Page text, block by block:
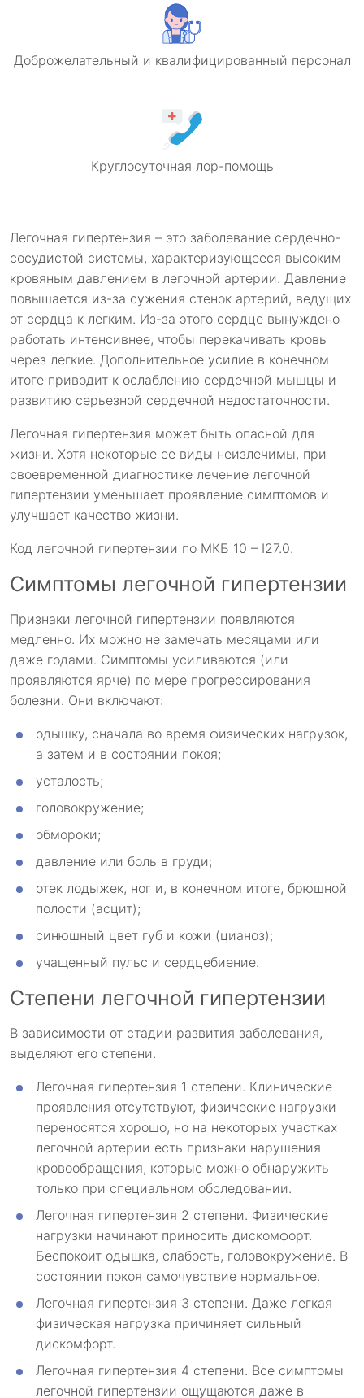
Доброжелательный и квалифицированный персонал
Круглосуточная лор-помощь
Легочная гипертензия – это заболевание сердечно-
сосудистой системы, характеризующееся высоким
кровяным давлением в легочной артерии. Давление
повышается из-за сужения стенок артерий, ведущих
от сердца к легким. Из-за этого сердце вынуждено
работать интенсивнее, чтобы перекачивать кровь
через легкие. Дополнительное усилие в конечном
итоге приводит к ослаблению сердечной мышцы и
развитию серьезной сердечной недостаточности.
Легочная гипертензия может быть опасной для
жизни. Хотя некоторые ее виды неизлечимы, при
своевременной диагностике лечение легочной
гипертензии уменьшает проявление симптомов и
улучшает качество жизни.
Код легочной гипертензии по МКБ 10 – I27.0.
Симптомы легочной гипертензии
Признаки легочной гипертензии появляются
медленно. Их можно не замечать месяцами или
даже годами. Симптомы усиливаются (или
проявляются ярче) по мере прогрессирования
болезни. Они включают:
одышку, сначала во время физических нагрузок,
а затем и в состоянии покоя;
усталость;
головокружение;
обмороки;
давление или боль в груди;
отек лодыжек, ног и, в конечном итоге, брюшной
полости (асцит);
синюшный цвет губ и кожи (цианоз);
учащенный пульс и сердцебиение.
Степени легочной гипертензии
В зависимости от стадии развития заболевания,
выделяют его степени.
Легочная гипертензия 1 степени. Клинические
проявления отсутствуют, физические нагрузки
переносятся хорошо, но на некоторых участках
легочной артерии есть признаки нарушения
кровообращения, которые можно обнаружить
только при специальном обследовании.
Легочная гипертензия 2 степени. Физические
нагрузки начинают приносить дискомфорт.
Беспокоит одышка, слабость, головокружение. В
состоянии покоя самочувствие нормальное.
Легочная гипертензия 3 степени. Даже легкая
физическая нагрузка причиняет сильный
дискомфорт.
Легочная гипертензия 4 степени. Все симптомы
легочной гипертензии ощущаются даже в